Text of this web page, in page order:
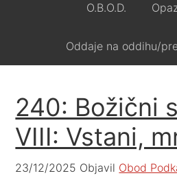
O.B.O.D.
Oddaje na oddihu/
240: Božični
VIII: Vstani,
23/12/2025 Objavil Obod